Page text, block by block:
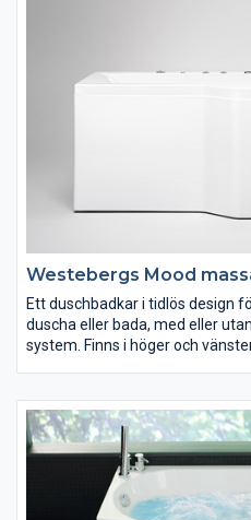
Westebergs Mood
Ett duschbadkar i tidlös design
duscha eller bada, med eller
system. Finns i höger och